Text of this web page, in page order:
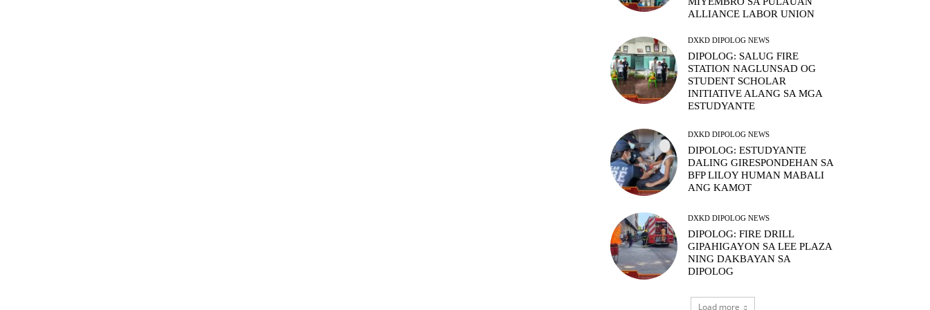
ALLIANCE LABOR UNION
DXKD DIPOLOG NEWS
DIPOLOG: SALUG FIRE
STATION NAGLUNSAD OG
STUDENT SCHOLAR
INITIATIVE ALANG SA MGA
ESTUDYANTE
DXKD DIPOLOG NEWS
DIPOLOG: ESTUDYANTE
DALING GIRESPONDEHAN SA
BFP LILOY HUMAN MABALI
ANG KAMOT
DXKD DIPOLOG NEWS
DIPOLOG: FIRE DRILL
GIPAHIGAYON SA LEE PLAZA
NING DAKBAYAN SA
DIPOLOG
Load more